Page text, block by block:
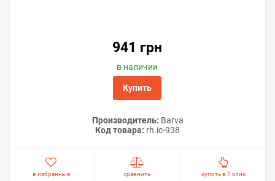
941 грн
в наличии
Купить
Производитель: Barva
Код товара: rh.ic-938
в избранные сравнить купить в 1 клик